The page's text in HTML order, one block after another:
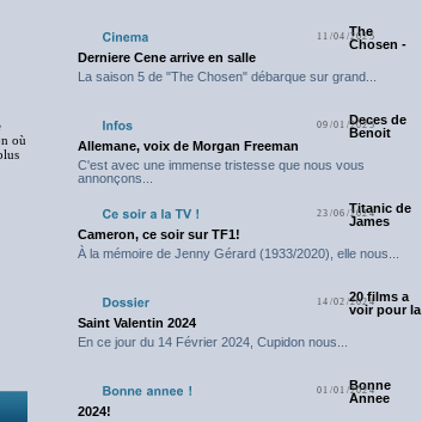
où
11/04/2025
The
Chosen -
Derniere Cene arrive en salle
La saison 5 de "The Chosen" débarque sur grand...
09/01/2025Deces de
Benoit
Allemane, voix de Morgan Freeman
C'est avec une immense tristesse que nous vous
annonçons...
23/06/2024Titanic de
James
Cameron, ce soir sur TF1!
À la mémoire de Jenny Gérard (1933/2020), elle nous...
14/02/202420 films a
voir pour la
Saint Valentin 2024
En ce jour du 14 Février 2024, Cupidon nous...
01/01/2024
Bonne
Annee
2024!